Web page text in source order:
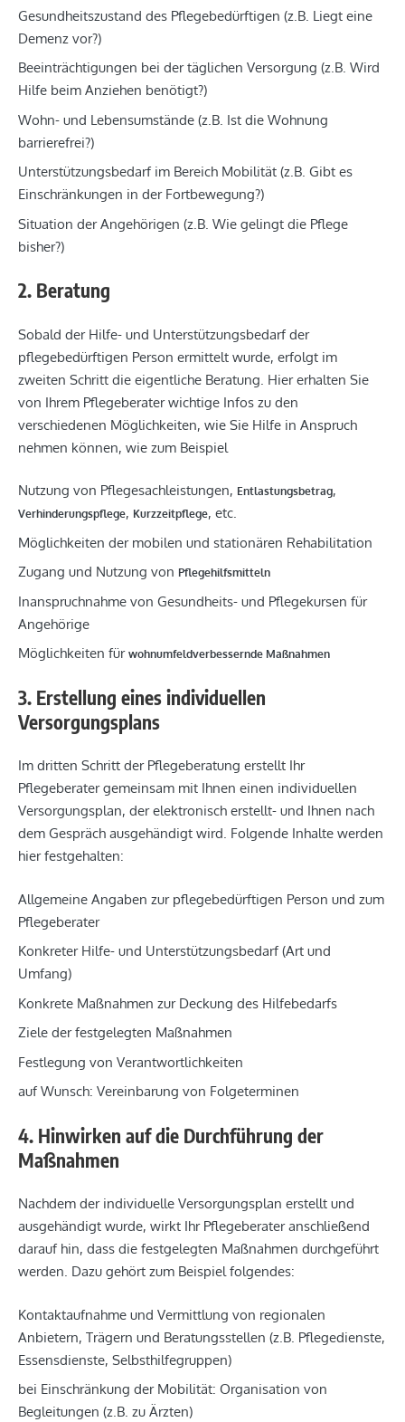
Gesundheitszustand des Pflegebedürftigen (z.B. Liegt eine
Demenz vor?)
Beeinträchtigungen bei der täglichen Versorgung (z.B. Wird
Hilfe beim Anziehen benötigt?)
Wohn- und Lebensumstände (z.B. Ist die Wohnung
barrierefrei?)
Unterstützungsbedarf im Bereich Mobilität (z.B. Gibt es
Einschränkungen in der Fortbewegung?)
Situation der Angehörigen (z.B. Wie gelingt die Pflege
bisher?)
2. Beratung
Sobald der Hilfe- und Unterstützungsbedarf der
pflegebedürftigen Person ermittelt wurde, erfolgt im
zweiten Schritt die eigentliche Beratung. Hier erhalten Sie
von Ihrem Pflegeberater wichtige Infos zu den
verschiedenen Möglichkeiten, wie Sie Hilfe in Anspruch
nehmen können, wie zum Beispiel
Nutzung von Pflegesachleistungen, Entlastungsbetrag,
Verhinderungspflege, Kurzzeitpflege, etc.
Möglichkeiten der mobilen und stationären Rehabilitation
Zugang und Nutzung von Pflegehilfsmitteln
Inanspruchnahme von Gesundheits- und Pflegekursen für
Angehörige
Möglichkeiten für wohnumfeldverbessernde Maßnahmen
3. Erstellung eines individuellen
Versorgungsplans
Im dritten Schritt der Pflegeberatung erstellt Ihr
Pflegeberater gemeinsam mit Ihnen einen individuellen
Versorgungsplan, der elektronisch erstellt- und Ihnen nach
dem Gespräch ausgehändigt wird. Folgende Inhalte werden
hier festgehalten:
Allgemeine Angaben zur pflegebedürftigen Person und zum
Pflegeberater
Konkreter Hilfe- und Unterstützungsbedarf (Art und
Umfang)
Konkrete Maßnahmen zur Deckung des Hilfebedarfs
Ziele der festgelegten Maßnahmen
Festlegung von Verantwortlichkeiten
auf Wunsch: Vereinbarung von Folgeterminen
4. Hinwirken auf die Durchführung der
Maßnahmen
Nachdem der individuelle Versorgungsplan erstellt und
ausgehändigt wurde, wirkt Ihr Pflegeberater anschließend
darauf hin, dass die festgelegten Maßnahmen durchgeführt
werden. Dazu gehört zum Beispiel folgendes:
Kontaktaufnahme und Vermittlung von regionalen
Anbietern, Trägern und Beratungsstellen (z.B. Pflegedienste,
Essensdienste, Selbsthilfegruppen)
bei Einschränkung der Mobilität: Organisation von
Begleitungen (z.B. zu Ärzten)